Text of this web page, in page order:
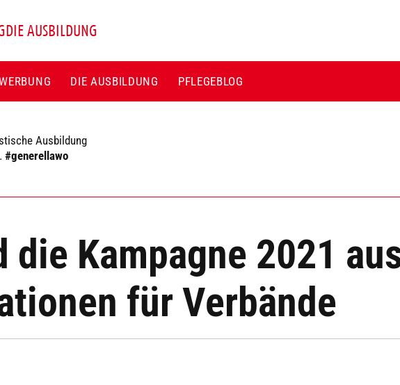
DIE AUSBILDUNG
DIE AUSBILDUNG PFLEGEBLOG
Ausbildung
#generellawo
die Kampagne 2021
für Verbände